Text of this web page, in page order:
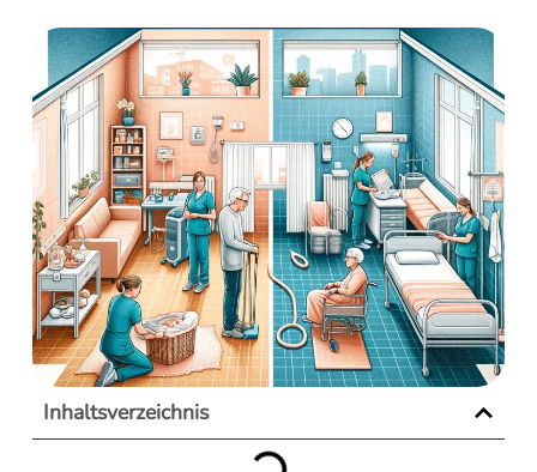
Inhaltsverzeichnis